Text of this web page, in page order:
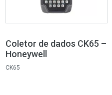
Coletor de dados CK65 –
Honeywell
CK65